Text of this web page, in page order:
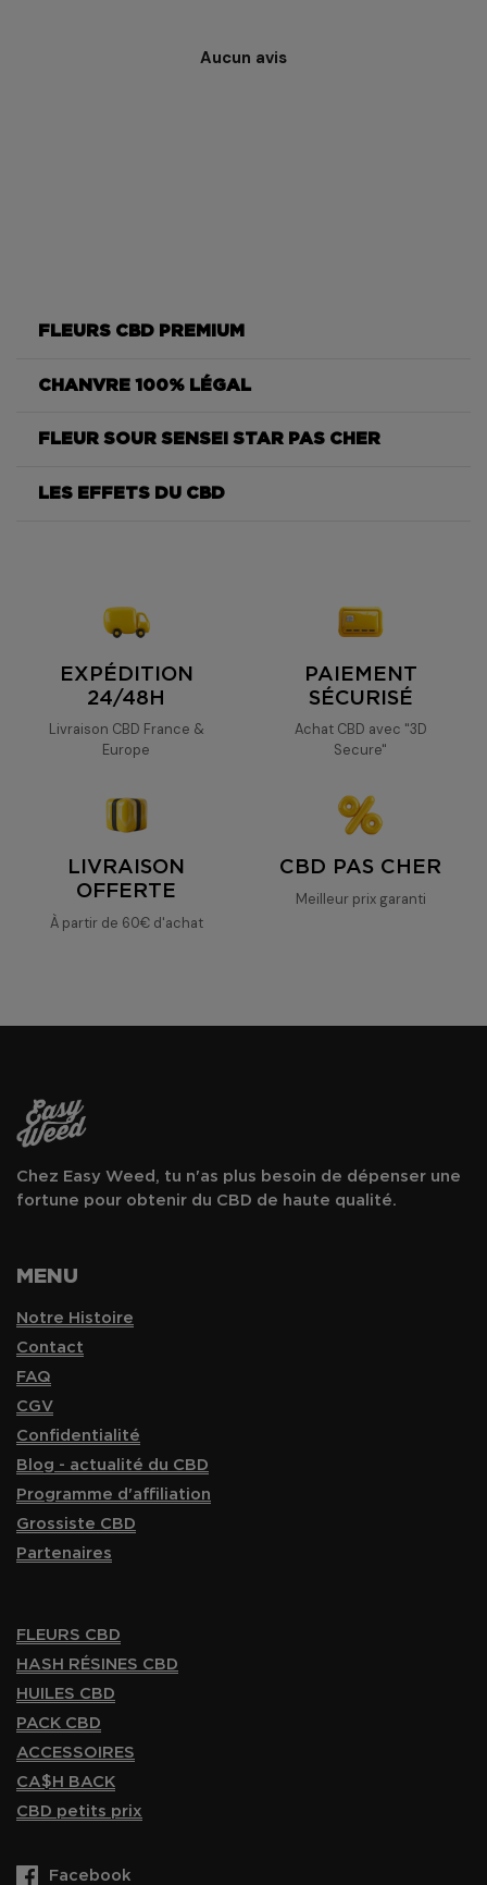
Aucun avis
FLEURS CBD PREMIUM
CHANVRE 100% LÉGAL
FLEUR SOUR SENSEI STAR PAS CHER
LES EFFETS DU CBD
EXPÉDITION
24/48H
Livraison CBD France &
Europe
PAIEMENT
SÉCURISÉ
Achat CBD avec "3D
Secure"
LIVRAISON
OFFERTE
À partir de 60€ d'achat
CBD PAS CHER
Meilleur prix garanti
Chez Easy Weed, tu n'as plus besoin de dépenser une
fortune pour obtenir du CBD de haute qualité.
MENU
Notre Histoire
Contact
FAQ
CGV
Confidentialité
Blog - actualité du CBD
Programme d'affiliation
Grossiste CBD
Partenaires
FLEURS CBD
HASH RÉSINES CBD
HUILES CBD
PACK CBD
ACCESSOIRES
CA$H BACK
CBD petits prix
Facebook